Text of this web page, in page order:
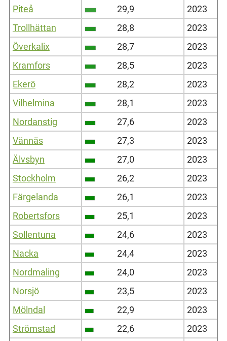
Piteå
29,9
2023
Trollhättan
28,8
2023
Överkalix
28,7
2023
Kramfors
28,5
2023
Ekerö
28,2
2023
Vilhelmina
28,1
2023
Nordanstig
27,6
2023
Vännäs
27,3
2023
Älvsbyn
27,0
2023
Stockholm
26,2
2023
Färgelanda
26,1
2023
Robertsfors
25,1
2023
Sollentuna
24,6
2023
Nacka
24,4
2023
Nordmaling
24,0
2023
Norsjö
23,5
2023
Mölndal
22,9
2023
Strömstad
22,6
2023